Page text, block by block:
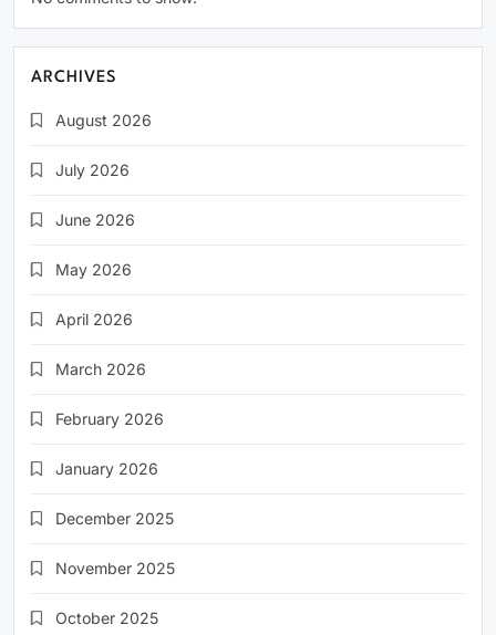
ARCHIVES
August 2026
July 2026
June 2026
May 2026
April 2026
March 2026
February 2026
January 2026
December 2025
November 2025
October 2025